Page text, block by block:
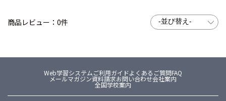
商品レビュー：0件
Web学習システムご利用ガイドよくあるご質問FAQ
メールマガジン資料請求お問い合わせ会社案内
全国学校案内